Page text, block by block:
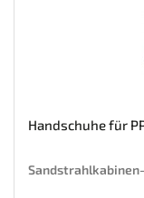
Handschuhe für